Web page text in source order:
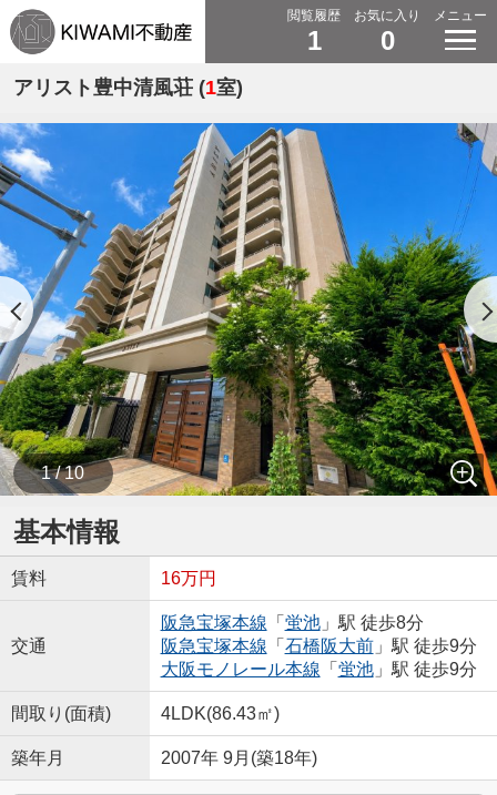
閲覧履歴
1
お気に入り
0
メニュー
アリスト豊中清風荘 (1室)
1 / 10
基本情報
賃料 16万円
交通
阪急宝塚本線 「 蛍池」駅 徒歩8分
阪急宝塚本線 「 石橋阪大前」駅 徒歩9分
大阪モノレール本線 「 蛍池」駅 徒歩9分
間取り(面積) 4LDK(86.43㎡)
築年月 2007年 9月(築18年)